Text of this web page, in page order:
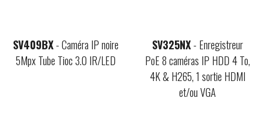
SV409BX- Caméra IP noire
5Mpx Tube Tioc 3.0 IR/LED
SV325NX- Enregistreur
PoE 8 caméras IP HDD 4 To,
4K & H265, 1 sortie HDMI
et/ou VGA